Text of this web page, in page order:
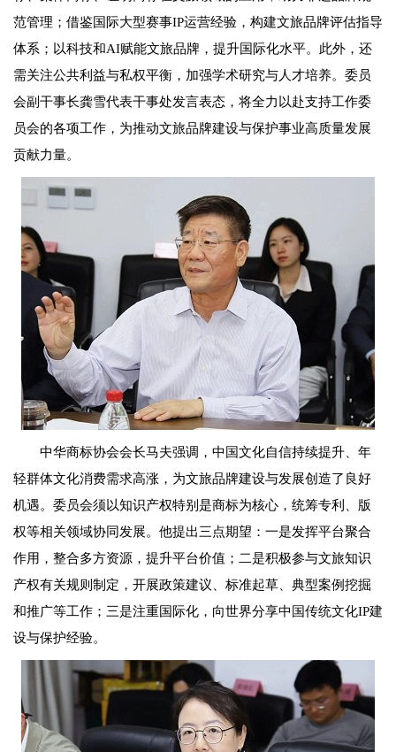
范管理；借鉴国际大型赛事IP运营经验，构建文旅品牌评估指导
体系；以科技和AI赋能文旅品牌，提升国际化水平。此外，还
需关注公共利益与私权平衡，加强学术研究与人才培养。委员
会副干事长龚雪代表干事处发言表态，将全力以赴支持工作委
员会的各项工作，为推动文旅品牌建设与保护事业高质量发展
贡献力量。
中华商标协会会长马夫强调，中国文化自信持续提升、年
轻群体文化消费需求高涨，为文旅品牌建设与发展创造了良好
机遇。委员会须以知识产权特别是商标为核心，统筹专利、版
权等相关领域协同发展。他提出三点期望：一是发挥平台聚合
作用，整合多方资源，提升平台价值；二是积极参与文旅知识
产权有关规则制定，开展政策建议、标准起草、典型案例挖掘
和推广等工作；三是注重国际化，向世界分享中国传统文化IP建
设与保护经验。